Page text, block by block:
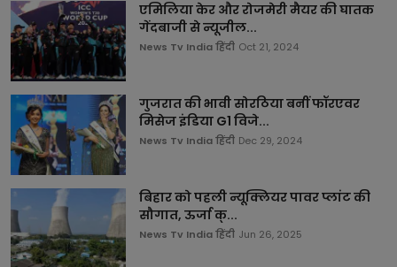
एमिलिया केर और रोजमेरी मैयर की घातक
गेंदबाजी से न्यूजील...
News Tv India हिंदी Oct 21, 2024
गुजरात की भावी सोरठिया बनीं फॉरएवर
मिसेज इंडिया G1 विजे...
News Tv India हिंदी Dec 29, 2024
बिहार को पहली न्यूक्लियर पावर प्लांट की
सौगात, ऊर्जा क्...
News Tv India हिंदी Jun 26, 2025